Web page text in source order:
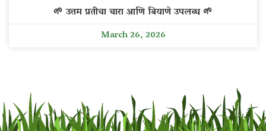
🌱 उत्तम प्रतीचा चारा आणि बियाणे उपलब्ध 🌱
March 26, 2026